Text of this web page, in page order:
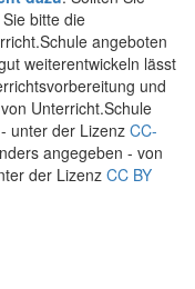
bitte die
angeboten
weiterentwickeln lässt
und
Unterricht.Schule
unter der Lizenz CC-
angegeben - von
der Lizenz CC BY